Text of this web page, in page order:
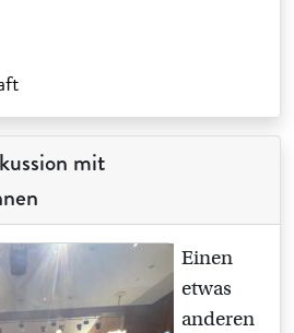
mit
Einen
etwas
anderen